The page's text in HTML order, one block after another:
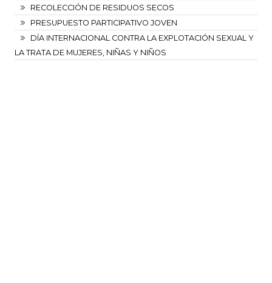
RECOLECCIÓN DE RESIDUOS SECOS
PRESUPUESTO PARTICIPATIVO JOVEN
DÍA INTERNACIONAL CONTRA LA EXPLOTACIÓN SEXUAL Y
LA TRATA DE MUJERES, NIÑAS Y NIÑOS